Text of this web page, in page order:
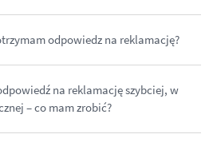
odpowiedz na reklamację?
na reklamację szybciej, w
– co mam zrobić?